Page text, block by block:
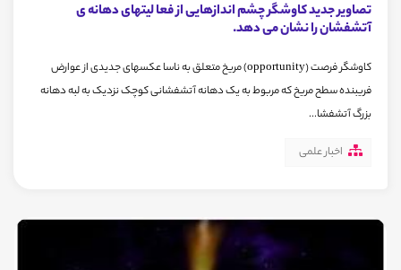
تصاویر جدید کاوشگر چشم اندازهایی از فعا لیتهای دهانه ی
آتشفشان را نشان می دهد.
کاوشگر فرصت (opportunity) مریخ متعلق به ناسا عکسهای جدیدی از عوارض
فریبنده سطح مریخ که مربوط به یک دهانه آتشفشانی کوچک نزدیک به لبه دهانه
بزرگ آتشفشا...
اخبار علمی